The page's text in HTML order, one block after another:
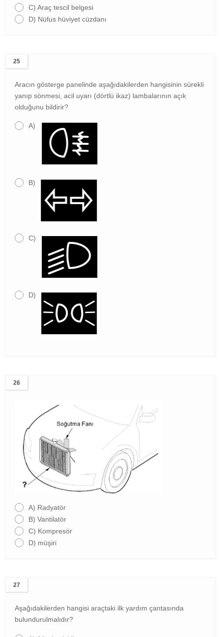
C) Araç tescil belgesi
D) Nüfus hüviyet cüzdanı
25
Aracın gösterge panelinde aşağıdakilerden hangisinin sürekli
yanıp sönmesi, acil uyarı (dörtlü ikaz) lambalarının açık
olduğunu bildirir?
A)
B)
C)
D)
26
A) Radyatör
B) Vantilatör
C) Kompresör
D) müşiri
27
Aşağıdakilerden hangisi araçtaki ilk yardım çantasında
bulundurulmalıdır?